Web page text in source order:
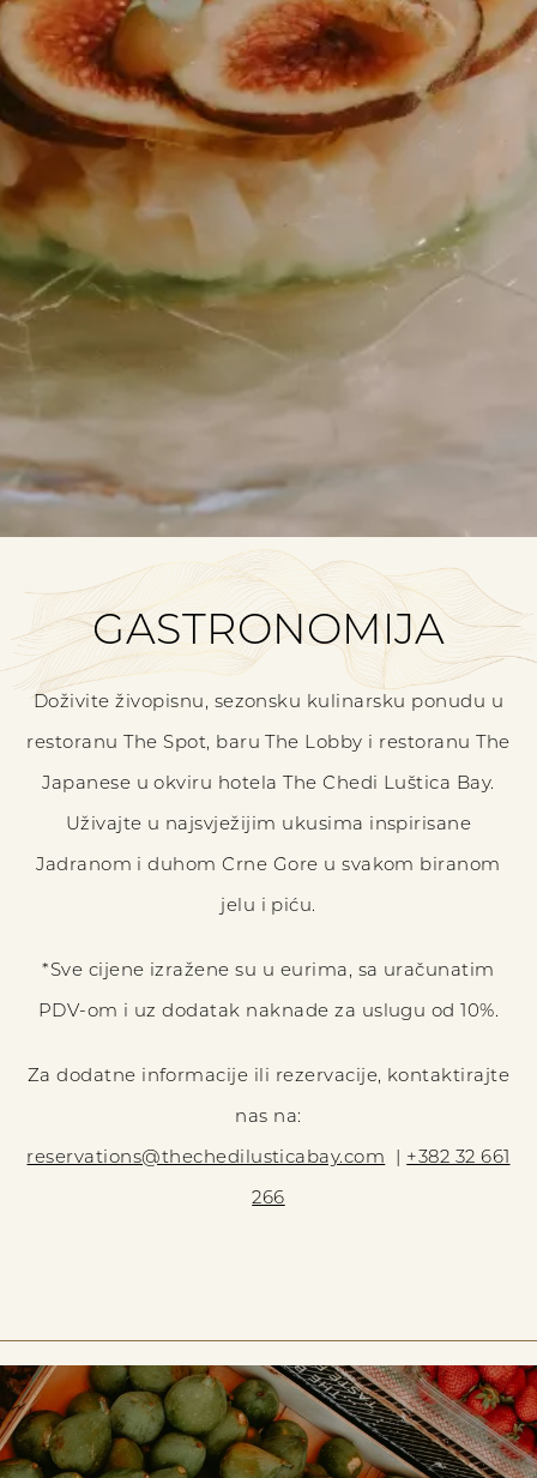
GASTRONOMIJA
Doživite živopisnu, sezonsku kulinarsku ponudu u
restoranu The Spot, baru The Lobby i restoranu The
Japanese u okviru hotela The Chedi Luštica Bay.
Uživajte u najsvježijim ukusima inspirisane
Jadranom i duhom Crne Gore u svakom biranom
jelu i piću.
*Sve cijene izražene su u eurima, sa uračunatim
PDV-om i uz dodatak naknade za uslugu od 10%.
Za dodatne informacije ili rezervacije, kontaktirajte
nas na:
reservations@thechedilusticabay.com +382 32 661
266